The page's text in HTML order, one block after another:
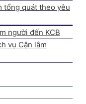
tổng quát theo yêu
người đến KCB
vụ Cận lâm